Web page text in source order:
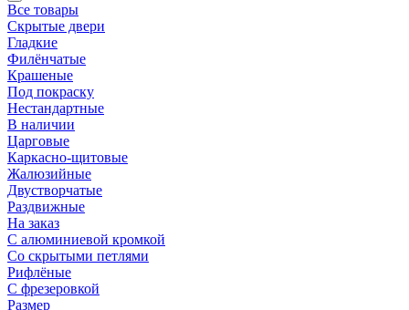
Все товары
Скрытые двери
Гладкие
Филёнчатые
Крашеные
Под покраску
Нестандартные
В наличии
Царговые
Каркасно-щитовые
Жалюзийные
Двустворчатые
Раздвижные
На заказ
С алюминиевой кромкой
Со скрытыми петлями
Рифлёные
С фрезеровкой
Размер